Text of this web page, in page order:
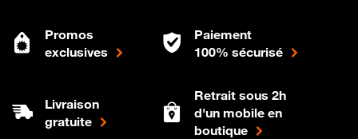
Promos
exclusives
Paiement
100% sécurisé
Livraison
gratuite
Retrait sous 2h
d'un mobile en
boutique